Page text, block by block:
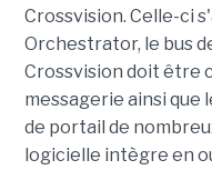
Crossvision. Celle-ci
Orchestrator, le bus
Crossvision doit être
messagerie ainsi que
de portail de
logicielle intègre en